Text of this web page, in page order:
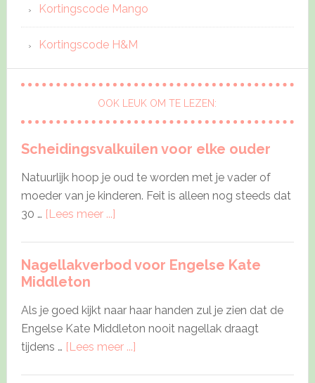
Kortingscode Mango
Kortingscode H&M
OOK LEUK OM TE LEZEN:
Scheidingsvalkuilen voor elke ouder
Natuurlijk hoop je oud te worden met je vader of
moeder van je kinderen. Feit is alleen nog steeds dat
30 … [Lees meer ...]about
elke
Nagellakverbod voor Engelse Kate
Middleton
Als je goed kijkt naar haar handen zul je zien dat de
Engelse Kate Middleton nooit nagellak draagt
tijdens … [Lees meer ...]about